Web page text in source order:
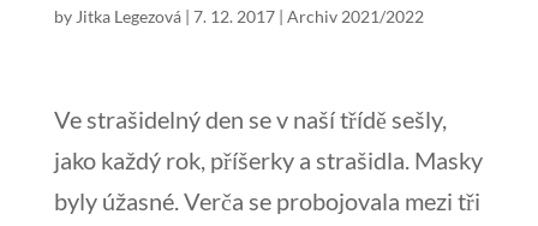
by Jitka Legezová| 7. 12. 2017| Archiv 2021/2022
Ve strašidelný den se v naší třídě sešly,
jako každý rok, příšerky a strašidla. Masky
byly úžasné. Verča se probojovala mezi tři